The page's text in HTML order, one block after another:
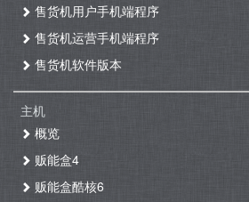
售货机用户手机端程序
售货机运营手机端程序
售货机软件版本
主机
概览
贩能盒4
贩能盒酷核6